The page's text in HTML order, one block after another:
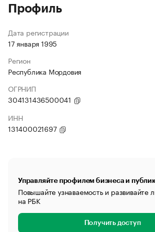
Профиль
Дата регистрации
17 января 1995
Регион
Республика Мордовия
ОГРНИП
304131436500041
ИНН
131400021697
Управляйте профилем бизнеса и
Повышайте узнаваемость и развивайте
на РБК
Получить доступ